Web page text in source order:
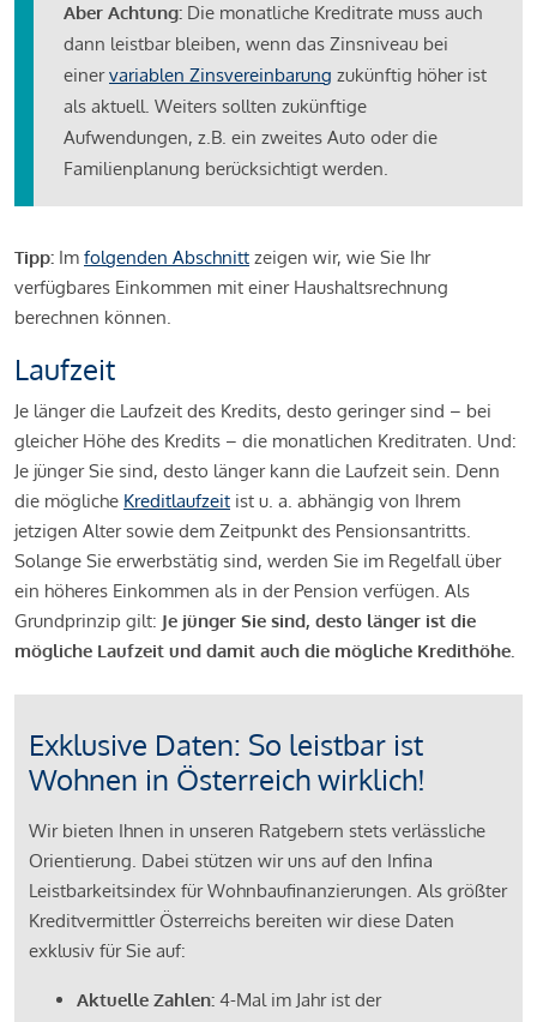
Aber Achtung: Die monatliche Kreditrate muss auch
dann leistbar bleiben, wenn das Zinsniveau bei
einervariablen Zinsvereinbarung zukünftig höher ist
als aktuell. Weiters sollten zukünftige
Aufwendungen, z.B. ein zweites Auto oder die
Familienplanung berücksichtigt werden.
Tipp: Im folgenden Abschnitt zeigen wir, wie Sie Ihr
verfügbares Einkommen mit einer Haushaltsrechnung
berechnen können.
Laufzeit
Je länger die Laufzeit des Kredits, desto geringer sind – bei
gleicher Höhe des Kredits – die monatlichen Kreditraten. Und:
Je jünger Sie sind, desto länger kann die Laufzeit sein. Denn
die mögliche Kreditlaufzeit ist u. a. abhängig von Ihrem
jetzigen Alter sowie dem Zeitpunkt des Pensionsantritts.
Solange Sie erwerbstätig sind, werden Sie im Regelfall über
ein höheres Einkommen als in der Pension verfügen. Als
Grundprinzip gilt: Je jünger Sie sind, desto länger ist die
mögliche Laufzeit und damit auch die mögliche Kredithöhe.
Exklusive Daten: So leistbar ist
Wohnen in Österreich wirklich!
Wir bieten Ihnen in unseren Ratgebern stets verlässliche
Orientierung. Dabei stützen wir uns auf den Infina
Leistbarkeitsindex für Wohnbaufinanzierungen. Als größter
Kreditvermittler Österreichs bereiten wir diese Daten
exklusiv für Sie auf:
Aktuelle Zahlen: 4-Mal im Jahr ist der